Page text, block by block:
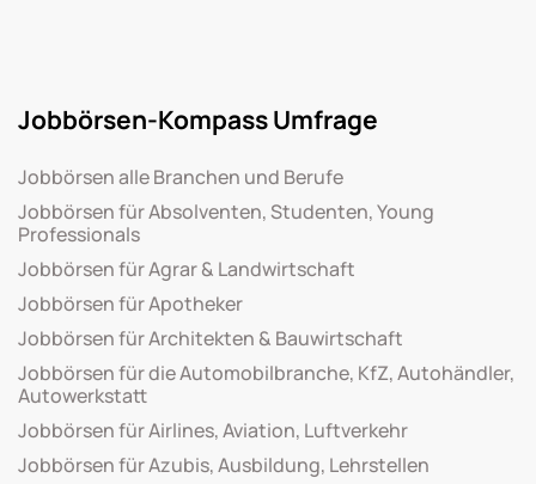
Jobbörsen-Kompass Umfrage
Jobbörsen alle Branchen und Berufe
Jobbörsen für Absolventen, Studenten, Young
Professionals
Jobbörsen für Agrar & Landwirtschaft
Jobbörsen für Apotheker
Jobbörsen für Architekten & Bauwirtschaft
Jobbörsen für die Automobilbranche, KfZ, Autohändler,
Autowerkstatt
Jobbörsen für Airlines, Aviation, Luftverkehr
Jobbörsen für Azubis, Ausbildung, Lehrstellen